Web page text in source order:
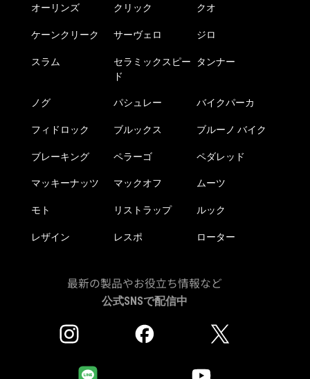
オーリンズ クリック クオ
ケーンクリーク サーヴェロ ジロ
スラム
セラミックスピー
ド
タンナー
ノグ パシュレー バイクパーカ
フィドロック ブルックス ブルーノ バイク
ブレーキング ペラーゴ ペダレッド
マッキーナッツ マックオフ ムーツ
モト リストラップ ルック
レザイン レスポ ローター
最新の製品やお役立ち情報など
公式SNSで配信中